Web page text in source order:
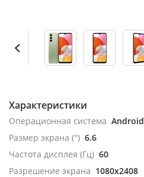
Характеристики
Операционная система Android
Размер экрана (") 6.6
Частота дисплея (Гц) 60
Разрешение экрана 1080x2408